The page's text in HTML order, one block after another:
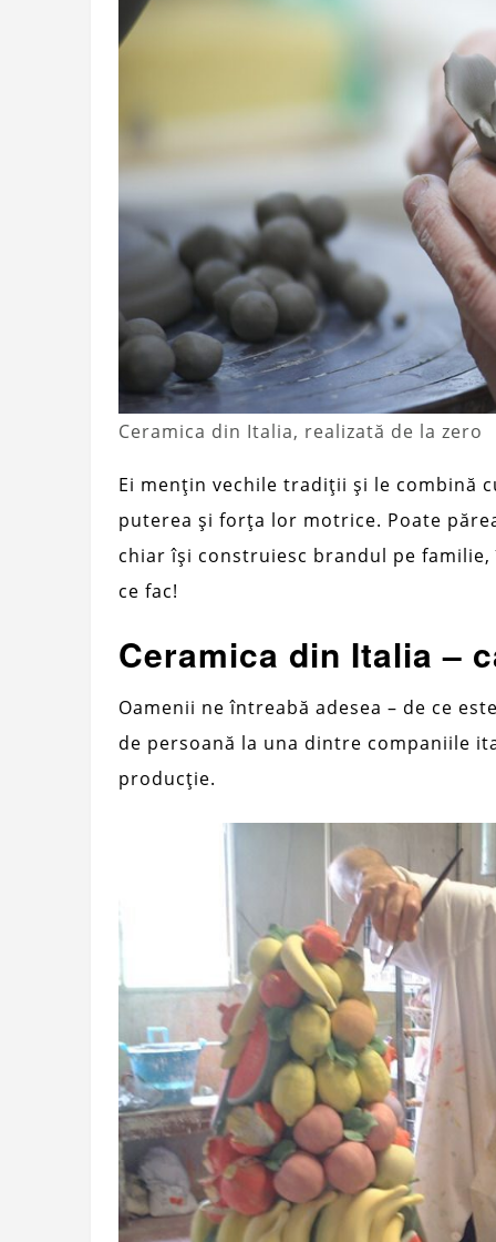
Ceramica din Italia, realizată de la zero
Ei mențin vechile tradiții și le combină
puterea și forța lor motrice. Poate
chiar își construiesc brandul pe
ce fac!
Ceramica din Italia –
Oamenii ne întreabă adesea – de ce
de persoană la una dintre companiile
producție.